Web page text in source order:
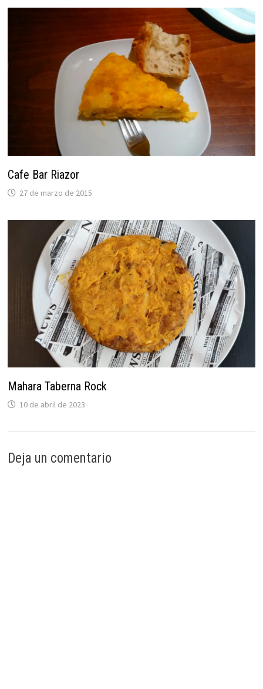
Cafe Bar Riazor
27 de marzo de 2015
Mahara Taberna Rock
10 de abril de 2023
Deja un comentario